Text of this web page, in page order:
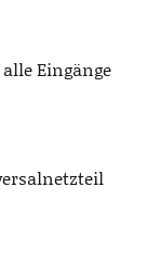
Eingänge